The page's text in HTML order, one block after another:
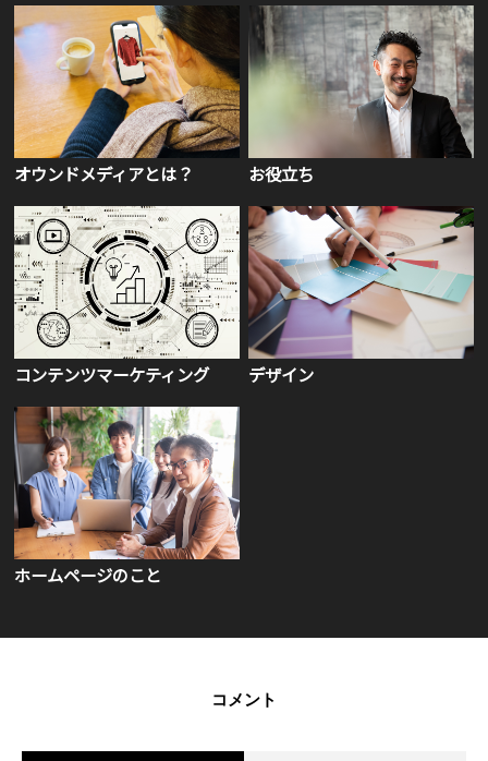
オウンドメディアとは？ お役立ち
コンテンツマーケティング デザイン
ホームページのこと
コメント